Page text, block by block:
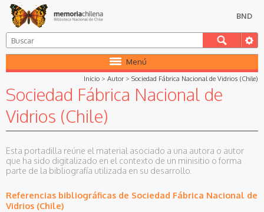
BND
Menú
Inicio > Autor > Sociedad Fábrica Nacional de Vidrios (Chile)
Sociedad Fábrica Nacional de
Vidrios (Chile)
Esta portadilla reúne el material asociado a una autora o autor
que ha sido digitalizado en el contexto de un minisitio o forma
parte de la bibliografía utilizada en su desarrollo.
Referencias bibliográficas de Sociedad Fábrica Nacional de
Vidrios (Chile)